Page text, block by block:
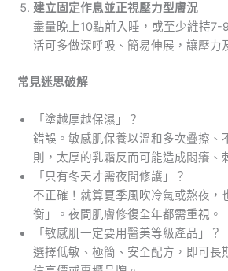
建立固定作息並正視壓力型膚況
盡量晚上10點前入睡，或至少維持7-
活可多做深呼吸、簡易伸展，讓壓力
常見迷思破解
「塗越厚越保濕」？
錯誤。敏感肌保養以溫和多次疊擦、
則，太厚的乳霜反而可能造成悶癢、
「只有冬天才需夜間修護」？
不正確！就算夏季風吹冷氣或熬夜，
衡」。夜間肌膚修復全年都需重視。
「敏感肌一定要用醫美等級產品」？
選擇低敏、極簡、安全配方，即可長